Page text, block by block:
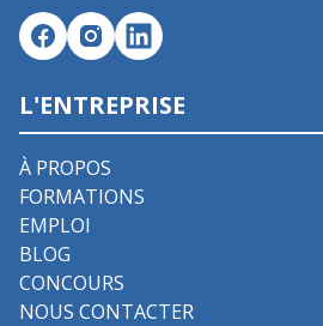
L'ENTREPRISE
À PROPOS
FORMATIONS
EMPLOI
BLOG
CONCOURS
NOUS CONTACTER